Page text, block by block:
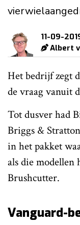
11-09-
Albert
Het bedrijf zegt
de vraag vanuit
Tot dusver had
Briggs &
in het pakket
als die modellen
Brushcutter.
Vanguard-